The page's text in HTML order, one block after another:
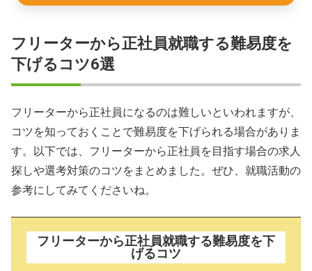
フリーターから正社員就職する難易度を
下げるコツ6選
フリーターから正社員になるのは難しいといわれますが、
コツを知っておくことで難易度を下げられる場合がありま
す。以下では、フリーターから正社員を目指す場合の求人
探しや選考対策のコツをまとめました。ぜひ、就職活動の
参考にしてみてくださいね。
フリーターから正社員就職する難易度を下
げるコツ